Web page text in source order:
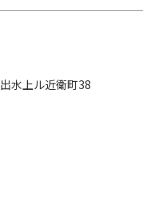
水上ル近衛町38